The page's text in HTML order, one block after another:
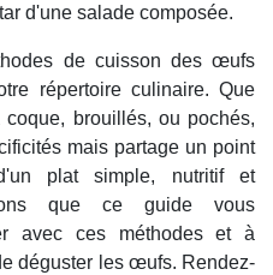
d'une salade composée.
de cuisson des œufs
répertoire culinaire. Que
brouillés, ou pochés,
mais partage un point
plat simple, nutritif et
que ce guide vous
avec ces méthodes et à
déguster les œufs. Rendez-